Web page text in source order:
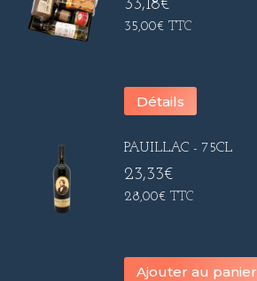
33,18€
35,00€ TTC
Détails
PAUILLAC - 75CL
23,33€
28,00€ TTC
Ajouter au panier